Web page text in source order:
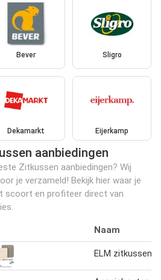
Bever Sligro
Dekamarkt Eijerkamp
aanbiedingen
Zitkussen aanbiedingen? Wij
je verzameld! Bekijk hier waar je
scoort en profiteer direct van
Naam
ELM zitkussen